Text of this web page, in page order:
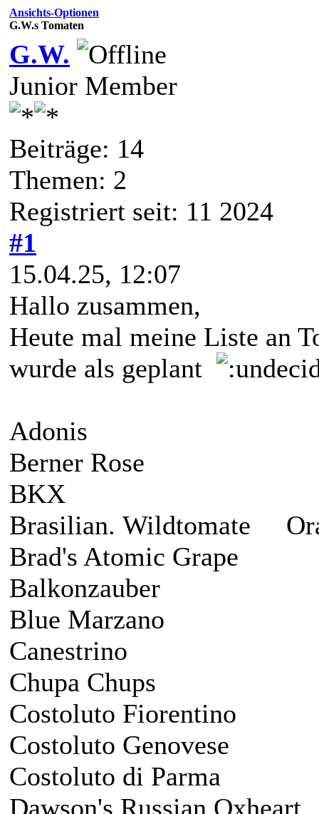
Ansichts-Optionen
G.W.s Tomaten
G.W.
Junior Member
Beiträge: 14
Themen: 2
Registriert seit: 11 2024
#1
15.04.25, 12:07
Hallo zusammen,
Heute mal meine Liste an
wurde als geplant
Adonis
Berner Rose
BKX
Brasilian. Wildtomate
Brad's Atomic Grape
Balkonzauber
Blue Marzano
Canestrino
Chupa Chups
Costoluto Fiorentino
Costoluto Genovese
Costoluto di Parma
Dawson's Russian